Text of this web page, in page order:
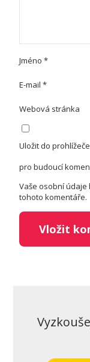
Jméno*
E-mail*
Webová stránka
Uložit do
pro budoucí
Vaše osobní
tohoto komentáře.